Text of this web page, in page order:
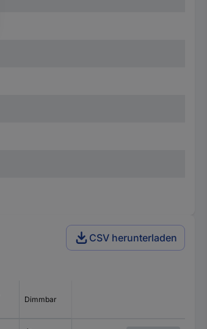
CSV herunterladen
Dimmbar